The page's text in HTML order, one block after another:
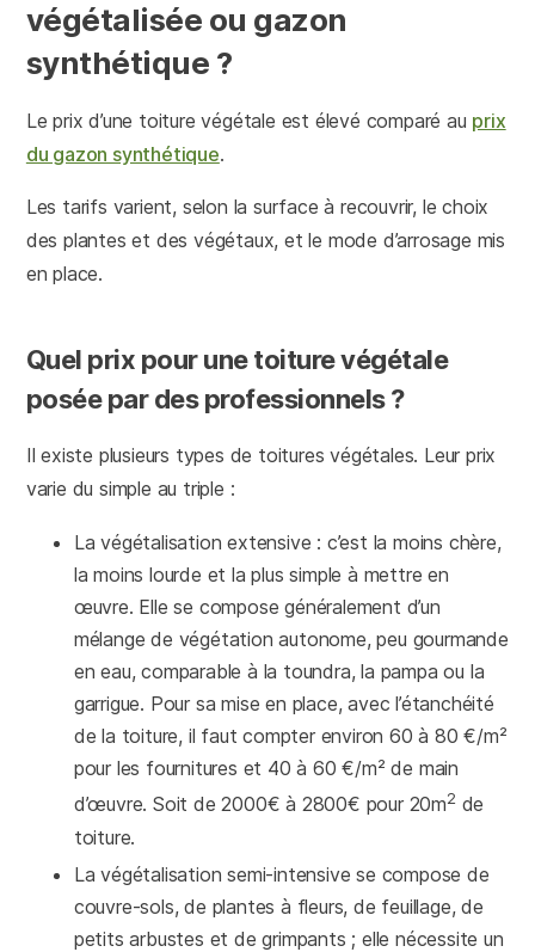
végétalisée ou gazon
synthétique ?
Le prix d’une toiture végétale est élevé comparé au prix
du gazon synthétique.
Les tarifs varient, selon la surface à recouvrir, le choix
des plantes et des végétaux, et le mode d’arrosage mis
en place.
Quel prix pour une toiture végétale
posée par des professionnels ?
Il existe plusieurs types de toitures végétales. Leur prix
varie du simple au triple :
La végétalisation extensive : c’est la moins chère,
la moins lourde et la plus simple à mettre en
œuvre. Elle se compose généralement d’un
mélange de végétation autonome, peu gourmande
en eau, comparable à la toundra, la pampa ou la
garrigue. Pour sa mise en place, avec l’étanchéité
de la toiture, il faut compter environ 60 à 80 €/m²
pour les fournitures et 40 à 60 €/m² de main
d’œuvre. Soit de 2000€ à 2800€ pour 20m2 de
toiture.
La végétalisation semi-intensive se compose de
couvre-sols, de plantes à fleurs, de feuillage, de
petits arbustes et de grimpants ; elle nécessite un